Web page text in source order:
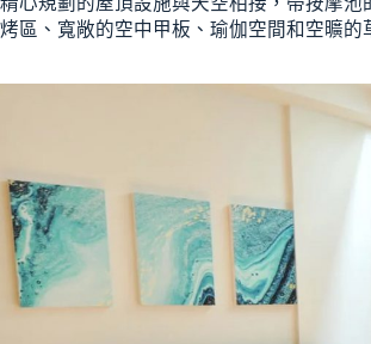
烤區、寬敞的空中甲板、瑜伽空間和空曠